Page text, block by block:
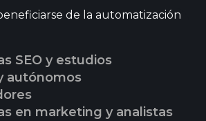
de la automatización
SEO y estudios
autónomos
en marketing y analistas